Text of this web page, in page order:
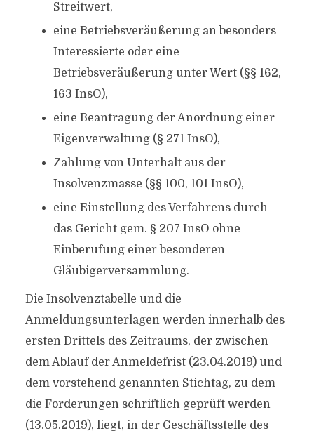
Streitwert,
eine Betriebsveräußerung an besonders
Interessierte oder eine
Betriebsveräußerung unter Wert (§§ 162,
163 InsO),
eine Beantragung der Anordnung einer
Eigenverwaltung (§ 271 InsO),
Zahlung von Unterhalt aus der
Insolvenzmasse (§§ 100, 101 InsO),
eine Einstellung des Verfahrens durch
das Gericht gem. § 207 InsO ohne
Einberufung einer besonderen
Gläubigerversammlung.
Die Insolvenztabelle und die
Anmeldungsunterlagen werden innerhalb des
ersten Drittels des Zeitraums, der zwischen
dem Ablauf der Anmeldefrist (23.04.2019) und
dem vorstehend genannten Stichtag, zu dem
die Forderungen schriftlich geprüft werden
(13.05.2019), liegt, in der Geschäftsstelle des